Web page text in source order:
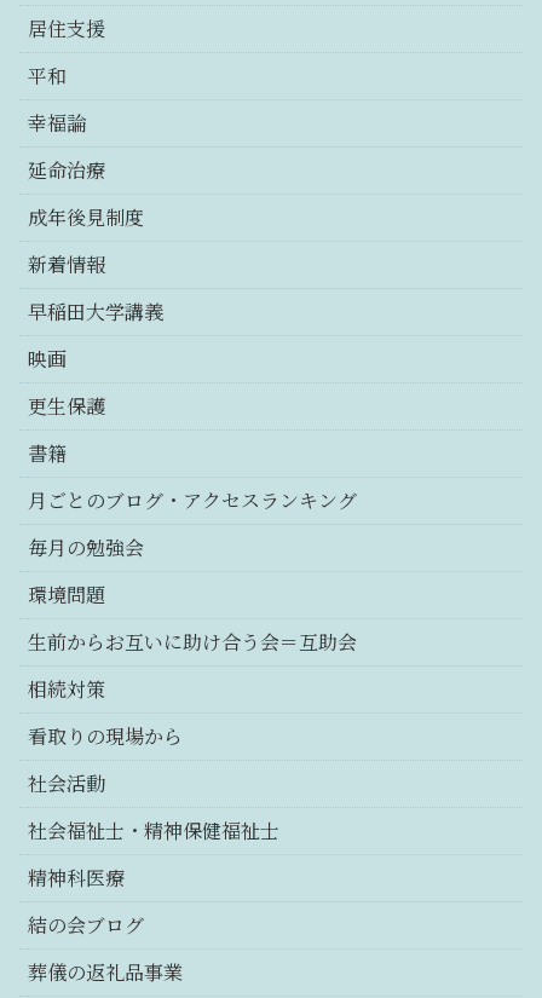
居住支援
平和
幸福論
延命治療
成年後見制度
新着情報
早稲田大学講義
映画
更生保護
書籍
月ごとのブログ・アクセスランキング
毎月の勉強会
環境問題
生前からお互いに助け合う会＝互助会
相続対策
看取りの現場から
社会活動
社会福祉士・精神保健福祉士
精神科医療
結の会ブログ
葬儀の返礼品事業